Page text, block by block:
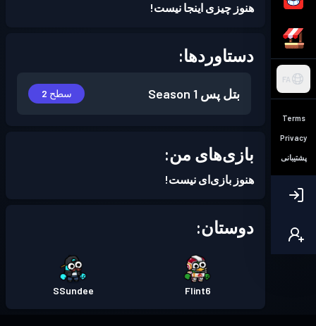
FA
Terms
Privacy
پشتیبانی
هنوز چیزی اینجا نیست!
دستاوردها:
بتل پس Season 1 سطح 2
بازی‌های من:
هنوز بازی‌ای نیست!
دوستان:
Flint6
SSundee